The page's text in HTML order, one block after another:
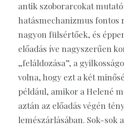
antik szoborarcokat
hatásmechanizmus fontos
nagyon fülsértőek, és
előadás íve nagyszerűen
„feláldozása”, a
volna, hogy ezt a két
például, amikor a Helené
aztán az előadás végén
lemészárlásában. Sok-sok